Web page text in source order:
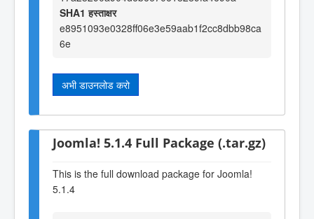
SHA1 हस्ताक्षर
e8951093e0328ff06e3e59aab1f2cc8dbb98ca
6e
अभी डाउनलोड करो
Joomla! 5.1.4 Full Package (.tar.gz)
This is the full download package for Joomla!
5.1.4